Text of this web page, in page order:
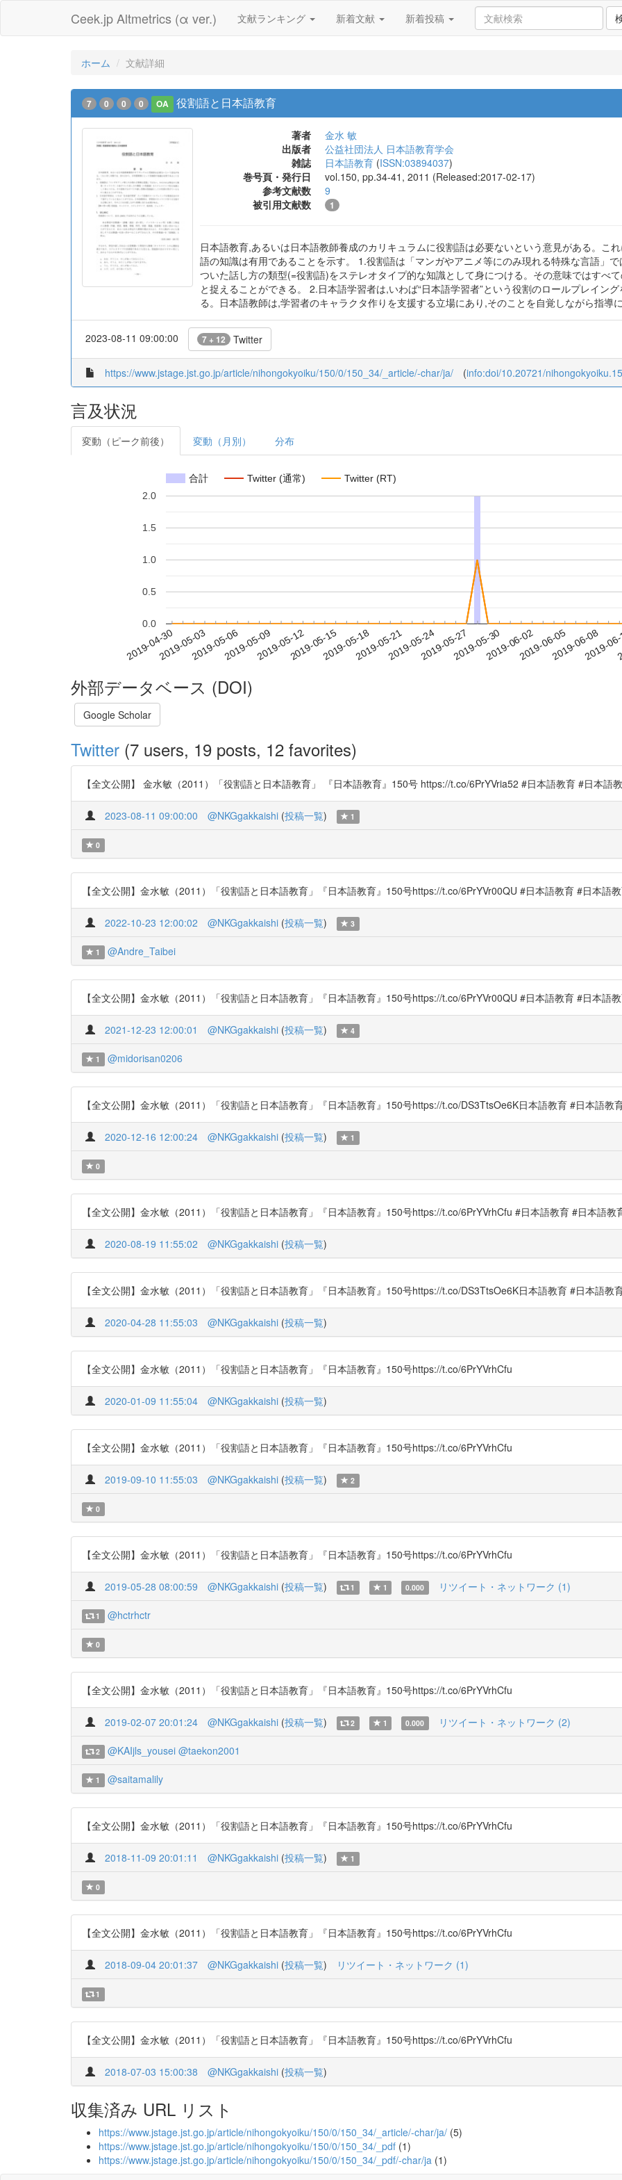
Ceek.jp Altmetrics (α ver.) 文献ランキング 新着文献 新着投稿
ホーム 文献詳細
7 0 0 0 OA 役割語と日本語教育
著者
金水 敏
出版者
公益社団法人 日本語教育学会
雑誌
日本語教育 (ISSN:03894037)
巻号頁・発行日
vol.150, pp.34-41, 2011 (Released:2017-02-17)
参考文献数
9
被引用文献数
1
日本語教育,あるいは日本語教師養成のカリキュラムに役割語は必要ないという意見がある。こ
語の知識は有用であることを示す。 1.役割語は「マンガやアニメ等にのみ現れる特殊な言語」
ついた話し方の類型(=役割語)をステレオタイプ的な知識として身につける。その意味ではすべ
と捉えることができる。 2.日本語学習者は,いわば“日本語学習者”という役割のロールプレイン
る。日本語教師は,学習者のキャラクタ作りを支援する立場にあり,そのことを自覚しながら指導
2023-08-11 09:00:00 7 + 12 Twitter
https://www.jstage.jst.go.jp/article/nihongokyoiku/150/0/150_34/_article/-char/ja/ (info:doi/10.20721/
言及状況
変動（ピーク前後） 変動（月別） 分布
合計 Twitter (通常) Twitter (RT)
2019-04-302019-05-032019-05-062019-05-092019-05-122019-05-152019-05-182019-05-212019-05-242019-05-272019-05-302019-06-022019-06-052019-06-08
2019-
0.0
0.5
1.0
1.5
2.0
外部データベース (DOI)
Google Scholar
Twitter (7 users, 19 posts, 12 favorites)
【全文公開】 金水敏（2011）「役割語と日本語教育」 『日本語教育』150号 https://t.co/6PrYVria52 #日本語教育 #日本語
2023-08-11 09:00:00 @NKGgakkaishi (投稿一覧) 1
0
【全文公開】金水敏（2011）「役割語と日本語教育」『日本語教育』150号https://t.co/6PrYVr00QU #日本語教育 #日本語
2022-10-23 12:00:02 @NKGgakkaishi (投稿一覧) 3
1 @Andre_Taibei
【全文公開】金水敏（2011）「役割語と日本語教育」『日本語教育』150号https://t.co/6PrYVr00QU #日本語教育 #日本語
2021-12-23 12:00:01 @NKGgakkaishi (投稿一覧) 4
1 @midorisan0206
【全文公開】金水敏（2011）「役割語と日本語教育」『日本語教育』150号https://t.co/DS3TtsOe6K日本語教育 #日本語教
2020-12-16 12:00:24 @NKGgakkaishi (投稿一覧) 1
0
【全文公開】金水敏（2011）「役割語と日本語教育」『日本語教育』150号https://t.co/6PrYVrhCfu #日本語教育 #日本語教
2020-08-19 11:55:02 @NKGgakkaishi (投稿一覧)
【全文公開】金水敏（2011）「役割語と日本語教育」『日本語教育』150号https://t.co/DS3TtsOe6K日本語教育 #日本語教
2020-04-28 11:55:03 @NKGgakkaishi (投稿一覧)
【全文公開】金水敏（2011）「役割語と日本語教育」『日本語教育』150号https://t.co/6PrYVrhCfu
2020-01-09 11:55:04 @NKGgakkaishi (投稿一覧)
【全文公開】金水敏（2011）「役割語と日本語教育」『日本語教育』150号https://t.co/6PrYVrhCfu
2019-09-10 11:55:03 @NKGgakkaishi (投稿一覧) 2
0
【全文公開】金水敏（2011）「役割語と日本語教育」『日本語教育』150号https://t.co/6PrYVrhCfu
2019-05-28 08:00:59 @NKGgakkaishi (投稿一覧) 1 1 0.000 リツイート・ネットワーク (1)
1 @hctrhctr
0
【全文公開】金水敏（2011）「役割語と日本語教育」『日本語教育』150号https://t.co/6PrYVrhCfu
2019-02-07 20:01:24 @NKGgakkaishi (投稿一覧) 2 1 0.000 リツイート・ネットワーク (2)
2 @KAIjls_yousei @taekon2001
1 @saitamalily
【全文公開】金水敏（2011）「役割語と日本語教育」『日本語教育』150号https://t.co/6PrYVrhCfu
2018-11-09 20:01:11 @NKGgakkaishi (投稿一覧) 1
0
【全文公開】金水敏（2011）「役割語と日本語教育」『日本語教育』150号https://t.co/6PrYVrhCfu
2018-09-04 20:01:37 @NKGgakkaishi (投稿一覧) リツイート・ネットワーク (1)
1
【全文公開】金水敏（2011）「役割語と日本語教育」『日本語教育』150号https://t.co/6PrYVrhCfu
2018-07-03 15:00:38 @NKGgakkaishi (投稿一覧)
収集済み URL リスト
https://www.jstage.jst.go.jp/article/nihongokyoiku/150/0/150_34/_article/-char/ja/ (5)
https://www.jstage.jst.go.jp/article/nihongokyoiku/150/0/150_34/_pdf (1)
https://www.jstage.jst.go.jp/article/nihongokyoiku/150/0/150_34/_pdf/-char/ja (1)